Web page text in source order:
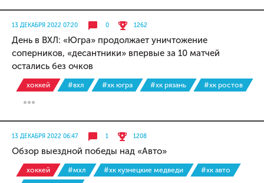
13 ДЕКАБРЯ 2022 07:20 0 1262
День в ВХЛ: «Югра» продолжает уничтожение
соперников, «десантники» впервые за 10 матчей
остались без очков
хоккей #вхл #хк югра #хк рязань #хк ростов
13 ДЕКАБРЯ 2022 06:47 1 1208
Обзор выездной победы над «Авто»
хоккей #мхл #хк кузнецкие медведи
#хк авто